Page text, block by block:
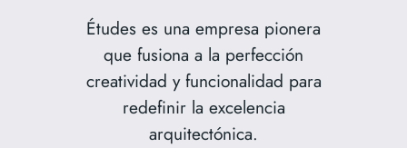
Études es una empresa pionera
que fusiona a la perfección
creatividad y funcionalidad para
redefinir la excelencia
arquitectónica.